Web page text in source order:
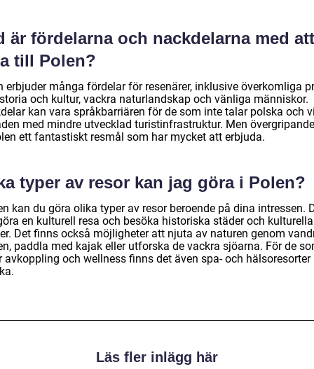
är fördelarna och nackdelarna med att
till Polen?
erbjuder många fördelar för resenärer, inklusive överkomliga
och kultur, vackra naturlandskap och vänliga människor.
kan vara språkbarriären för de som inte talar polska och
med mindre utvecklad turistinfrastruktur. Men
ett fantastiskt resmål som har mycket att erbjuda.
typer av resor kan jag göra i Polen?
kan du göra olika typer av resor beroende på dina intressen.
en kulturell resa och besöka historiska städer och kulturella
Det finns också möjligheter att njuta av naturen genom
paddla med kajak eller utforska de vackra sjöarna. För de
avkoppling och wellness finns det även spa- och hälsoresorter
Läs fler inlägg här